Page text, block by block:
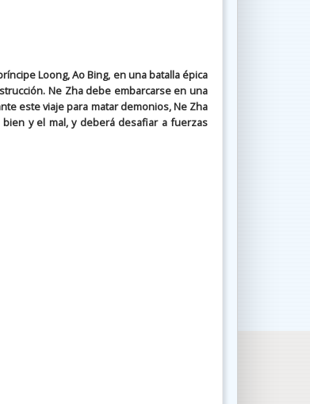
Loong, Ao Bing, en una batalla épica
Ne Zha debe embarcarse en una
este viaje para matar demonios, Ne Zha
y el mal, y deberá desafiar a fuerzas